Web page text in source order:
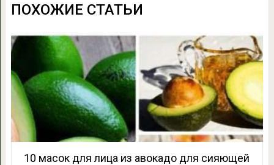
ПОХОЖИЕ СТАТЬИ
10 масок для лица из авокадо для сияющей